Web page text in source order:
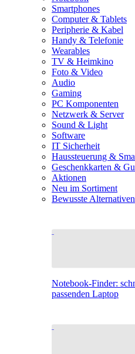
Smartphones
Computer & Tablets
Peripherie & Kabel
Handy & Telefonie
Wearables
TV & Heimkino
Foto & Video
Audio
Gaming
PC Komponenten
Netzwerk & Server
Sound & Light
Software
IT Sicherheit
Haussteuerung &
Geschenkkarten &
Aktionen
Neu im Sortiment
Bewusste Alternativen
Notebook-Finder:
passenden Laptop